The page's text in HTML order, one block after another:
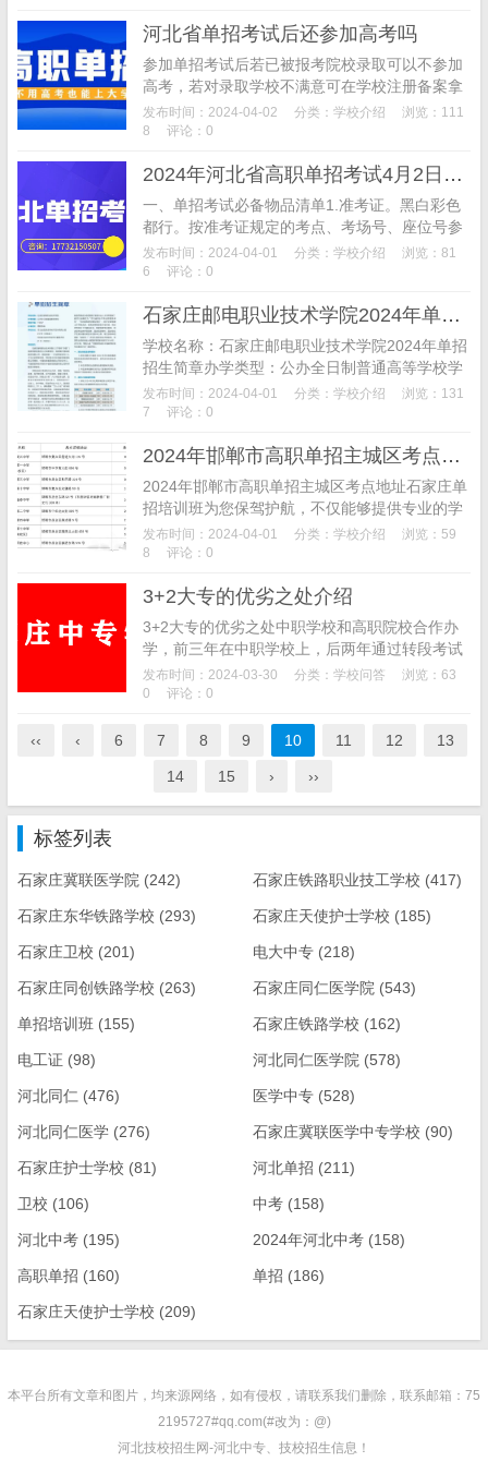
河北省单招考试后还参加高考吗
参加单招考试后若已被报考院校录取可以不参加
高考，若对录取学校不满意可在学校注册备案拿
掉你的档案之前及时向录取院校申请退回档案即
可报考；若考生未被录取院校录取，可直接参加
发布时间：2024-04-02 分类： 学校介绍
浏览：111
8
评论：0
2024年河北省高职单招考试4月2日开考
一、单招考试必备物品清单1.准考证。黑白彩色
都行。按准考证规定的考点、考场号、座位号参
加考试，对号入座。2.身份证原件。3.2B铅笔。
4.黑色字迹钢笔或签字笔。5.直尺、...
发布时间：2024-04-01 分类： 学校介绍
浏览：81
6
评论：0
石家庄邮电职业技术学院2024年单招招生简章
学校名称：石家庄邮电职业技术学院2024年单招
招生简章办学类型：公办全日制普通高等学校学
校代码：13397办学层次：高职专科学校地址：
河北省石家庄市裕华区体育南大街318号（西
发布时间：2024-04-01 分类： 学校介绍
浏览：131
7
评论：0
2024年邯郸市高职单招主城区考点地址
2024年邯郸市高职单招主城区考点地址石家庄单
招培训班为您保驾护航，不仅能够提供专业的学
习培训，还能够把整套流程详细告知，减少走弯
路的时间！石家庄单招培训班电话：17732150
发布时间：2024-04-01 分类： 学校介绍
浏览：59
8
评论：0
3+2大专的优劣之处介绍
3+2大专的优劣之处中职学校和高职院校合作办
学，前三年在中职学校上，后两年通过转段考试
进入大专院校学习，获得的是全日制大专文凭。
3+2大专的录取分数线相对要低很多，3+2是不能
发布时间：2024-03-30 分类： 学校问答
浏览：63
0
评论：0
‹‹ ‹ 6 7 8 9 10 11 12 13
14 15 › ››
标签列表
石家庄冀联医学院 (242) 石家庄铁路职业技工学校 (417)
石家庄东华铁路学校 (293) 石家庄天使护士学校 (185)
石家庄卫校 (201) 电大中专 (218)
石家庄同创铁路学校 (263) 石家庄同仁医学院 (543)
单招培训班 (155) 石家庄铁路学校 (162)
电工证 (98) 河北同仁医学院 (578)
河北同仁 (476) 医学中专 (528)
河北同仁医学 (276) 石家庄冀联医学中专学校 (90)
石家庄护士学校 (81) 河北单招 (211)
卫校 (106) 中考 (158)
河北中考 (195) 2024年河北中考 (158)
高职单招 (160) 单招 (186)
石家庄天使护士学校 (209)
本平台所有文章和图片，均来源网络，如有侵权，请联系我们删除，联系邮箱：75
2195727#qq.com(#改为：@)
河北技校招生网-河北中专、技校招生信息！